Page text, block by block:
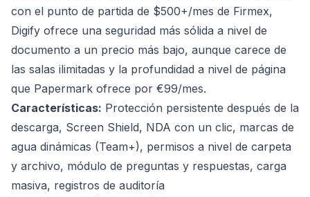
con el punto de partida de $500+/mes de Firmex,
Digify ofrece una seguridad más sólida a nivel de
documento a un precio más bajo, aunque carece de
las salas ilimitadas y la profundidad a nivel de página
que Papermark ofrece por €99/mes.
Características: Protección persistente después de la
descarga, Screen Shield, NDA con un clic, marcas de
agua dinámicas (Team+), permisos a nivel de carpeta
y archivo, módulo de preguntas y respuestas, carga
masiva, registros de auditoría